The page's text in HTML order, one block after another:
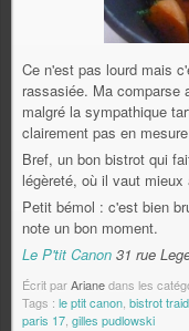
Ce n'est pas lourd mais
rassasiée. Ma comparse
malgré la sympathique
clairement pas en
Bref, un bon bistrot qui
légèreté, où il vaut
Petit bémol : c'est bien
note un bon moment.
Le P'tit Canon 31 rue
Écrit parArianedans les
Tags : le ptit canon, bistrot
paris 17, gilles pudlowski